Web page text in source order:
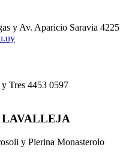
y Av. Aparicio Saravia 4225
Tres 4453 0597
LAVALLEJA
y Pierina Monasterolo